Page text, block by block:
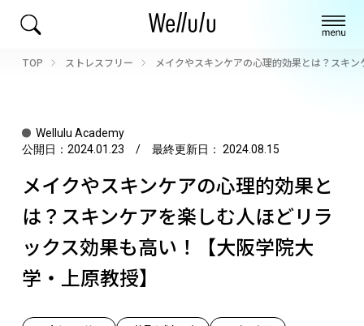
TOP ストレスフリー メイクやスキンケアの心理的効果とは？スキ
Wellulu Academy
公開日： 2024.01.23 / 最終更新日： 2024.08.15
メイクやスキンケアの心理的効果と
は？スキンケアを楽しむ人ほどリラ
ックス効果も高い！【大阪学院大
学・上原教授】